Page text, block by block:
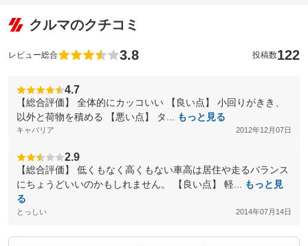
クルマのクチコミ
レビュー総合 3.8 投稿数122
4.7
【総合評価】 全体的にカッコいい 【良い点】 小回りがきき、
以外と荷物を積める 【悪い点】 タ...
もっと見る
キャバリア 2012年12月07日
2.9
【総合評価】 低くもなく高くもない車高は居住や走るバランス
にちょうどいいのかもしれません。 【良い点】 軽...
もっと見
る
とっしい 2014年07月14日